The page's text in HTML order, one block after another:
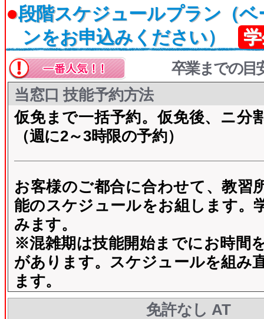
●段階スケジュールプラン（
ンをお申込みください）
卒業までの目
当窓口 技能予約方法
仮免まで一括予約。仮免後、ニ分
（週に2～3時限の予約）
お客様のご都合に合わせて、教習
能のスケジュールをお組します。
みます。
※混雑期は技能開始までにお時間
があります。スケジュールを組み
ます。
免許なし AT